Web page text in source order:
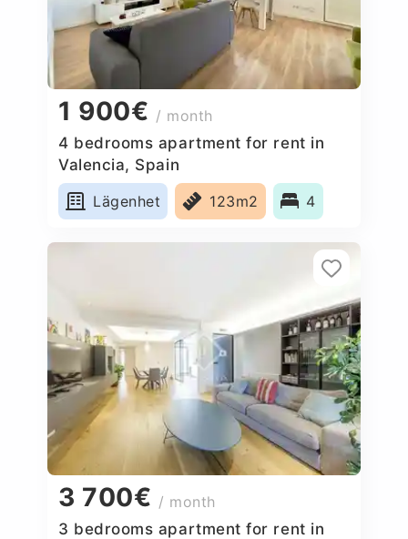
1 900€ / month
4 bedrooms apartment for rent in
Valencia, Spain
Lägenhet
123m2 4
3 700€ / month
3 bedrooms apartment for rent in